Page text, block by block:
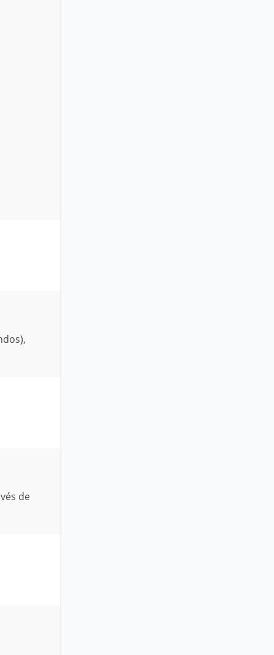
de